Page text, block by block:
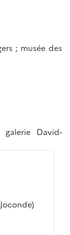
; musée des
David-